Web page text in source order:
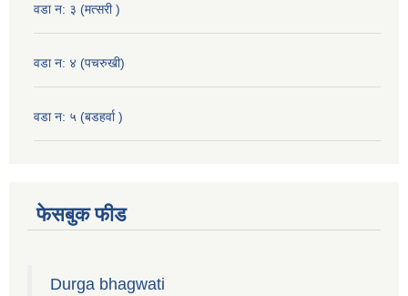
वडा न: ३ (मत्सरी )
वडा न: ४ (पचरुखी)
वडा न: ५ (बडहर्वा )
फेसबुक फीड
Durga bhagwati